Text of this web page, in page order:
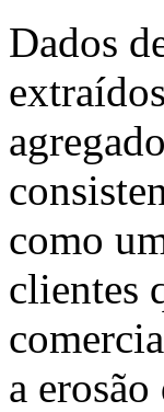
Dados
como
clientes
a